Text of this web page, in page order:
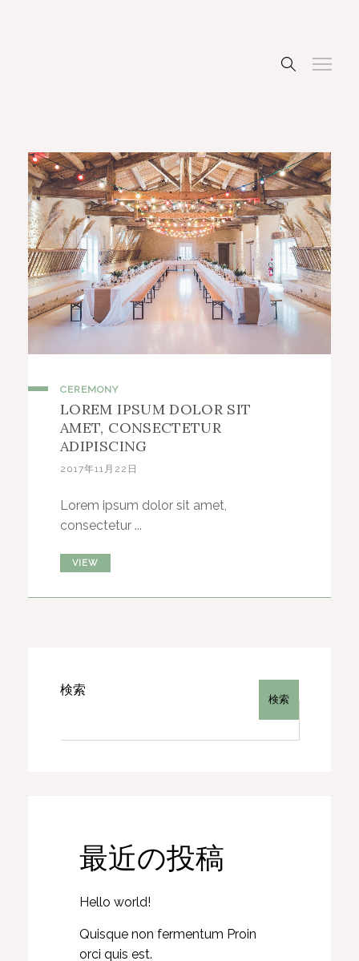
CEREMONY
LOREM IPSUM DOLOR SIT
AMET, CONSECTETUR
ADIPISCING
2017年11月22日
Lorem ipsum dolor sit amet,
consectetur ...
VIEW
検索
検索
最近の投稿
Hello world!
Quisque non fermentum Proin
orci quis est.